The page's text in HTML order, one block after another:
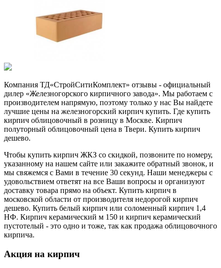
Компания ТД«СтройСитиКомплект» отзывы - официальный
дилер «Железногорского кирпичного завода». Мы работаем с
производителем напрямую, поэтому только у нас Вы найдете
лучшие цены на железногорский кирпич купить. Где купить
кирпич облицовочный в розницу в Москве. Кирпич
полуторный облицовочный цена в Твери. Купить кирпич
дешево.
Чтобы купить кирпич ЖКЗ со скидкой, позвоните по номеру,
указанному на нашем сайте или закажите обратный звонок, и
мы свяжемся с Вами в течение 30 секунд. Наши менеджеры с
удовольствием ответят на все Ваши вопросы и организуют
доставку товара прямо на объект. Купить кирпич в
московской области от производителя недорогой кирпич
дешево. Купить белый кирпич или соломенный кирпич 1,4
НФ. Кирпич керамический м 150 и кирпич керамический
пустотелый - это одно и тоже, так как продажа облицовочного
кирпича.
Акция на кирпич